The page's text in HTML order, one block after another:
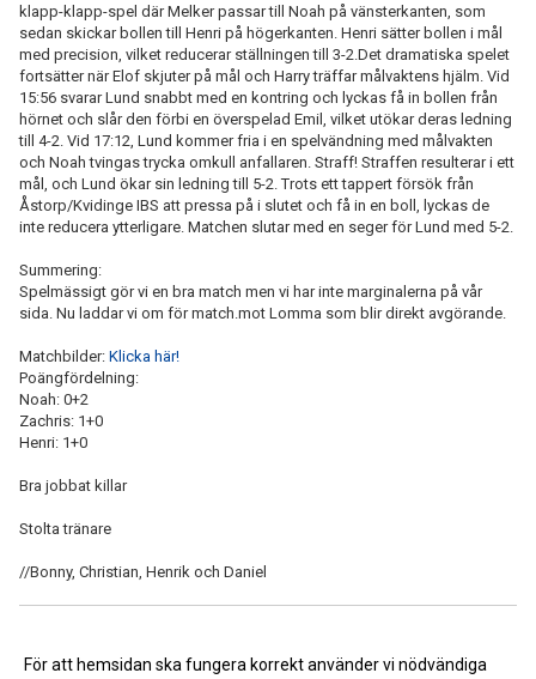
klapp-klapp-spel där Melker passar till Noah på vänsterkanten, som
sedan skickar bollen till Henri på högerkanten. Henri sätter bollen i mål
med precision, vilket reducerar ställningen till 3-2.Det dramatiska spelet
fortsätter när Elof skjuter på mål och Harry träffar målvaktens hjälm. Vid
15:56 svarar Lund snabbt med en kontring och lyckas få in bollen från
hörnet och slår den förbi en överspelad Emil, vilket utökar deras ledning
till 4-2. Vid 17:12, Lund kommer fria i en spelvändning med målvakten
och Noah tvingas trycka omkull anfallaren. Straff! Straffen resulterar i ett
mål, och Lund ökar sin ledning till 5-2. Trots ett tappert försök från
Åstorp/Kvidinge IBS att pressa på i slutet och få in en boll, lyckas de
inte reducera ytterligare. Matchen slutar med en seger för Lund med 5-2.
Summering:
Spelmässigt gör vi en bra match men vi har inte marginalerna på vår
sida. Nu laddar vi om för match.mot Lomma som blir direkt avgörande.
Matchbilder: Klicka här!
Poängfördelning:
Noah: 0+2
Zachris: 1+0
Henri: 1+0
Bra jobbat killar
Stolta tränare
//Bonny, Christian, Henrik och Daniel
<< Tillbaka
För att hemsidan ska fungera korrekt använder vi nödvändiga